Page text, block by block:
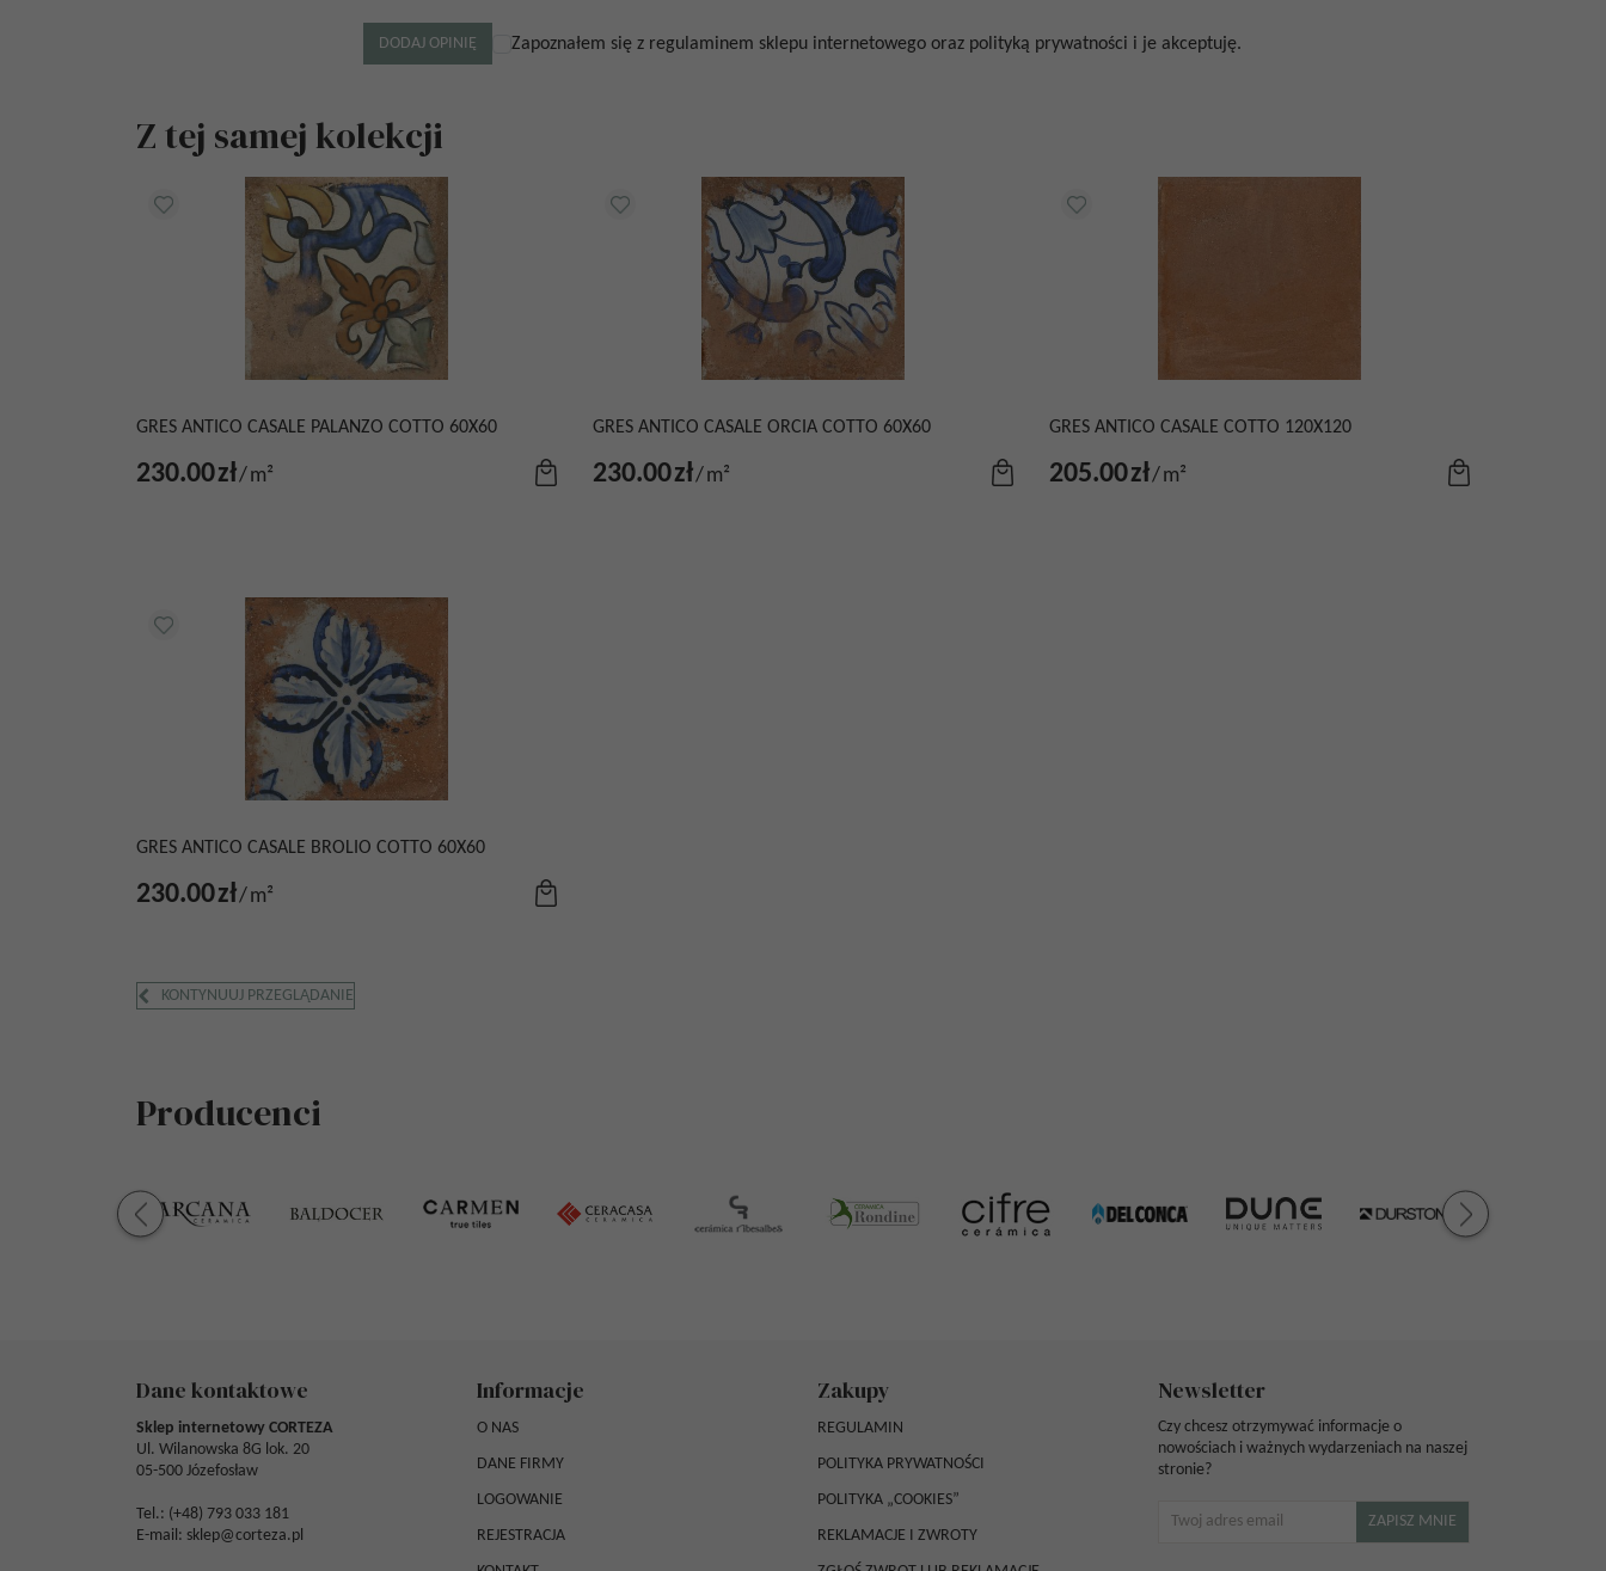
Zapoznałem się z regulaminem sklepu internetowego oraz polityką prywatności i je akceptuję.
Z tej samej kolekcji
GRES ANTICO CASALE PALANZO COTTO 60X60
230.00zł/m²
GRES ANTICO CASALE ORCIA COTTO 60X60
230.00zł/m²
GRES ANTICO CASALE COTTO 120X120
205.00zł/m²
GRES ANTICO CASALE BROLIO COTTO 60X60
230.00zł/m²
KONTYNUUJ PRZEGLĄDANIE
Producenci
Dane kontaktowe
Sklep internetowy CORTEZA
Ul. Wilanowska 8G lok. 20
05-500 Józefosław
Tel.: (+48) 793 033 181
E-mail: sklep@corteza.pl
Informacje
O NAS
DANE FIRMY
LOGOWANIE
REJESTRACJA
Zakupy
REGULAMIN
POLITYKA PRYWATNOŚCI
POLITYKA „COOKIES”
REKLAMACJE I ZWROTY
Newsletter
Czy chcesz otrzymywać informacje o
nowościach i ważnych wydarzeniach na naszej
stronie?